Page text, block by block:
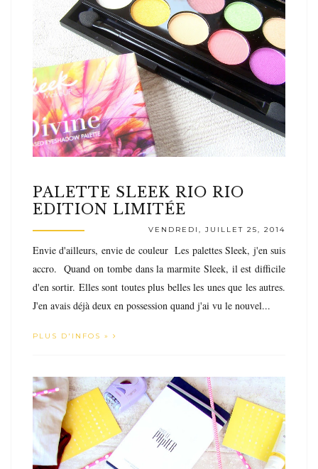
PALETTE SLEEK RIO RIO
EDITION LIMITÉE
VENDREDI, JUILLET 25, 2014
Envie d'ailleurs, envie de couleur Les palettes Sleek, j'en suis
accro. Quand on tombe dans la marmite Sleek, il est difficile
d'en sortir. Elles sont toutes plus belles les unes que les autres.
J'en avais déjà deux en possession quand j'ai vu le nouvel...
PLUS D'INFOS »